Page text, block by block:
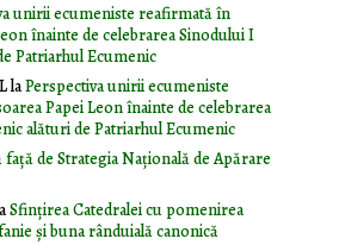
unirii ecumeniste reafirmată în
înainte de celebrarea Sinodului I
Patriarhul Ecumenic
laPerspectiva unirii ecumeniste
Papei Leon înainte de celebrarea
alături de Patriarhul Ecumenic
de Strategia Naţională de Apărare
Sfințirea Catedralei cu pomenirea
și buna rânduială canonică